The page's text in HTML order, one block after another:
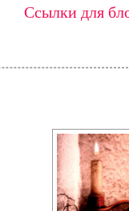
Ссылки для